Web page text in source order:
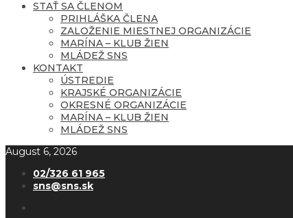
STAŤ SA ČLENOM
PRIHLÁŠKA ČLENA
ZALOŽENIE MIESTNEJ ORGANIZÁCIE
MARÍNA – KLUB ŽIEN
MLÁDEŽ SNS
KONTAKT
ÚSTREDIE
KRAJSKÉ ORGANIZÁCIE
OKRESNÉ ORGANIZÁCIE
MARÍNA – KLUB ŽIEN
MLÁDEŽ SNS
August 6, 2026
02/326 61 965
sns@sns.sk